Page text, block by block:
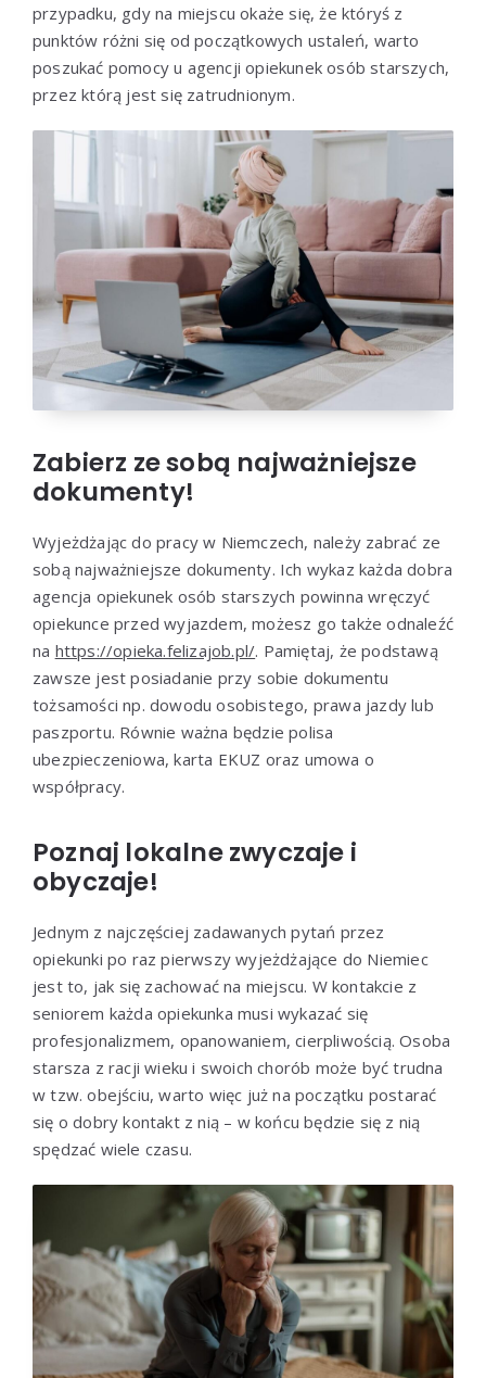
przypadku, gdy na miejscu okaże się, że któryś z
punktów różni się od początkowych ustaleń, warto
poszukać pomocy u agencji opiekunek osób starszych,
przez którą jest się zatrudnionym.
Zabierz ze sobą najważniejsze
dokumenty!
Wyjeżdżając do pracy w Niemczech, należy zabrać ze
sobą najważniejsze dokumenty. Ich wykaz każda dobra
agencja opiekunek osób starszych powinna wręczyć
opiekunce przed wyjazdem, możesz go także odnaleźć
na https://opieka.felizajob.pl/. Pamiętaj, że podstawą
zawsze jest posiadanie przy sobie dokumentu
tożsamości np. dowodu osobistego, prawa jazdy lub
paszportu. Równie ważna będzie polisa
ubezpieczeniowa, karta EKUZ oraz umowa o
współpracy.
Poznaj lokalne zwyczaje i
obyczaje!
Jednym z najczęściej zadawanych pytań przez
opiekunki po raz pierwszy wyjeżdżające do Niemiec
jest to, jak się zachować na miejscu. W kontakcie z
seniorem każda opiekunka musi wykazać się
profesjonalizmem, opanowaniem, cierpliwością. Osoba
starsza z racji wieku i swoich chorób może być trudna
w tzw. obejściu, warto więc już na początku postarać
się o dobry kontakt z nią – w końcu będzie się z nią
spędzać wiele czasu.